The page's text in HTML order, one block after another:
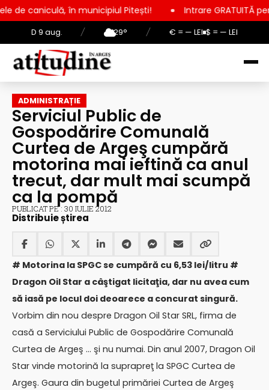
D 9 aug. / 29° / € = — LEI $ = — LEI
municipiul Pitești! Intrare GRATUITĂ pentru copii,
ADMINISTRAȚIE
Serviciul Public de
Gospodărire Comunală
Curtea de Argeş cumpără
motorina mai ieftină ca anul
trecut, dar mult mai scumpă
ca la pompă
PUBLICAT PE : 30 IULIE 2012
Distribuie știrea
# Motorina la SPGC se cumpără cu 6,53 lei/litru #
Dragon Oil Star a câştigat licitaţia, dar nu avea cum
să iasă pe locul doi deoarece a concurat singură.
Vorbim din nou despre Dragon Oil Star SRL, firma de
casă a Serviciului Public de Gospodărire Comunală
Curtea de Argeş … şi nu numai. Din anul 2007, Dragon Oil
Star vinde motorină la suprapreţ la SPGC Curtea de
Argeş. Gaura din bugetul primăriei Curtea de Argeş